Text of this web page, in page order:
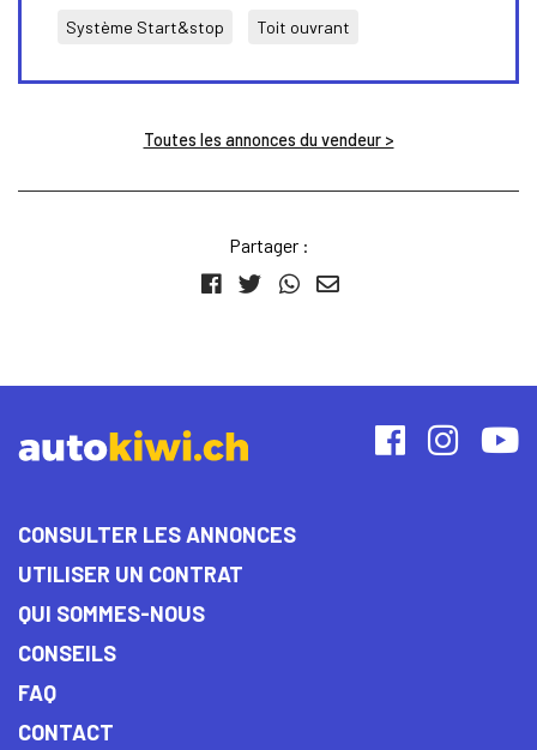
Système Start&stop Toit ouvrant
Toutes les annonces du vendeur >
Partager :
CONSULTER LES ANNONCES
UTILISER UN CONTRAT
QUI SOMMES-NOUS
CONSEILS
FAQ
CONTACT